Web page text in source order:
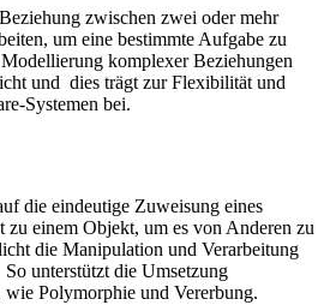
zwischen zwei oder mehr
um eine bestimmte Aufgabe zu
komplexer Beziehungen
und dies trägt zur Flexibilität und
Systemen bei.
die eindeutige Zuweisung eines
zu einem Objekt, um es von Anderen zu
die Manipulation und Verarbeitung
unterstützt die Umsetzung
Polymorphie und Vererbung.